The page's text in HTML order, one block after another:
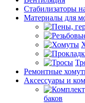
Стабилизаторы
Материалы для
Ремонтные
Аксессуары и
баков